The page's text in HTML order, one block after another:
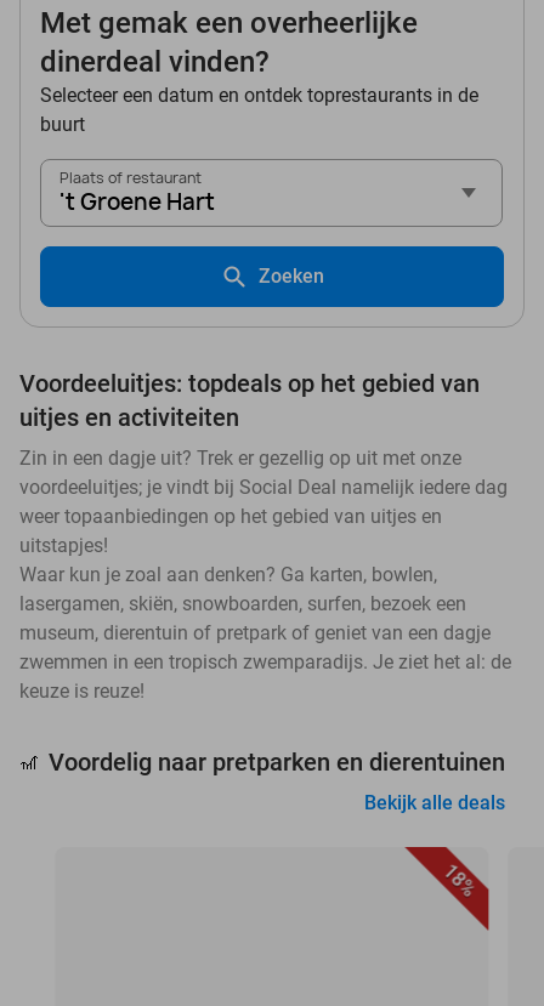
Met gemak een overheerlijke
dinerdeal vinden?
Selecteer een datum en ontdek toprestaurants in de
buurt
Plaats of restaurant
't Groene Hart
Zoeken
Voordeeluitjes: topdeals op het gebied van
uitjes en activiteiten
Zin in een dagje uit? Trek er gezellig op uit met onze
voordeeluitjes; je vindt bij Social Deal namelijk iedere dag
weer topaanbiedingen op het gebied van uitjes en
uitstapjes!
Waar kun je zoal aan denken? Ga karten, bowlen,
lasergamen, skiën, snowboarden, surfen, bezoek een
museum, dierentuin of pretpark of geniet van een dagje
zwemmen in een tropisch zwemparadijs. Je ziet het al: de
keuze is reuze!
🎢 Voordelig naar pretparken en dierentuinen
Bekijk alle deals
18%